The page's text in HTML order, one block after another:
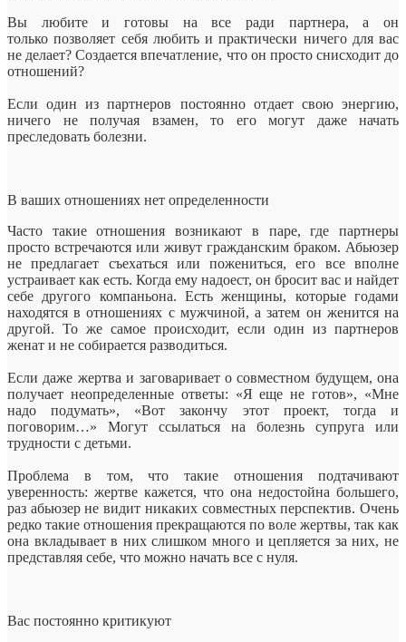
Вы любите и готовы на все ради партнера, а он
только позволяет себя любить и практически ничего для вас
не делает? Создается впечатление, что он просто снисходит до
отношений?
Если один из партнеров постоянно отдает свою энергию,
ничего не получая взамен, то его могут даже начать
преследовать болезни.
В ваших отношениях нет определенности
Часто такие отношения возникают в паре, где партнеры
просто встречаются или живут гражданским браком. Абьюзер
не предлагает съехаться или пожениться, его все вполне
устраивает как есть. Когда ему надоест, он бросит вас и найдет
себе другого компаньона. Есть женщины, которые годами
находятся в отношениях с мужчиной, а затем он женится на
другой. То же самое происходит, если один из партнеров
женат и не собирается разводиться.
Если даже жертва и заговаривает о совместном будущем, она
получает неопределенные ответы: «Я еще не готов», «Мне
надо подумать», «Вот закончу этот проект, тогда и
поговорим…» Могут ссылаться на болезнь супруга или
трудности с детьми.
Проблема в том, что такие отношения подтачивают
уверенность: жертве кажется, что она недостойна большего,
раз абьюзер не видит никаких совместных перспектив. Очень
редко такие отношения прекращаются по воле жертвы, так как
она вкладывает в них слишком много и цепляется за них, не
представляя себе, что можно начать все с нуля.
Вас постоянно критикуют